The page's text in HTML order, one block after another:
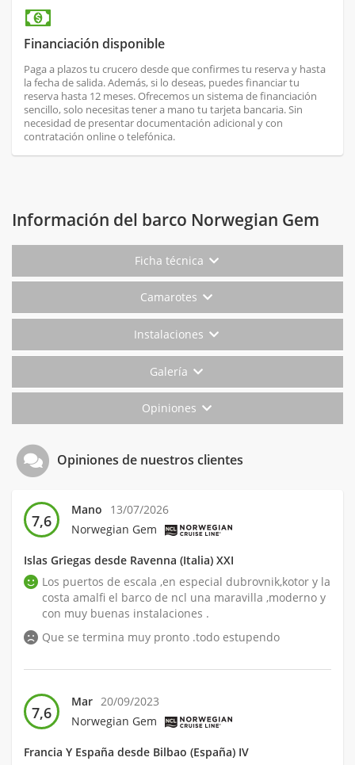
Financiación disponible
Paga a plazos tu crucero desde que confirmes tu reserva y hasta
la fecha de salida. Además, si lo deseas, puedes financiar tu
reserva hasta 12 meses. Ofrecemos un sistema de financiación
sencillo, solo necesitas tener a mano tu tarjeta bancaria. Sin
necesidad de presentar documentación adicional y con
contratación online o telefónica.
Información del barco Norwegian Gem
Ficha técnica
Camarotes
Instalaciones
Galería
Opiniones
Opiniones de nuestros clientes
7,6
Mano
13/07/2026
Norwegian Gem
Islas Griegas desde Ravenna (Italia) XXI
Los puertos de escala ,en especial dubrovnik,kotor y la
costa amalfi el barco de ncl una maravilla ,moderno y
con muy buenas instalaciones .
Que se termina muy pronto .todo estupendo
7,6
Mar 20/09/2023
Norwegian Gem
Francia Y España desde Bilbao (España) IV